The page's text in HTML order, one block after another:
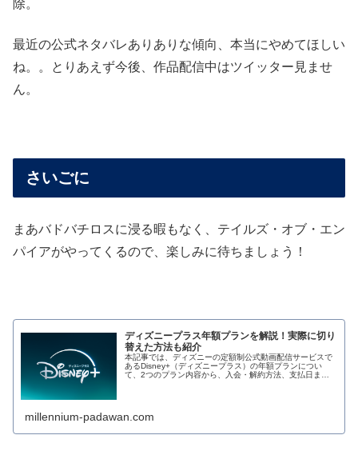
除。
最近の公式ネタバレありありな傾向、本当にやめてほしい
ね。。とりあえず今後、作品配信中はツイッター見ませ
ん。
さいごに
まあバドバチロスに浸る暇もなく、テイルズ・オブ・エン
パイアがやってくるので、楽しみに待ちましょう！
ディズニープラス年額プランを解説！実際に切り
替えた方法も紹介
本記事では、ディズニーの定額制公式動画配信サービスで
あるDisney+（ディズニープラス）の年額プランについ
て、2つのプラン内容から、入会・解約方法、支払日まで
millennium-padawan.com